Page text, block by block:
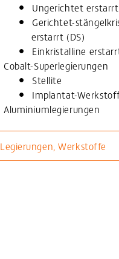
Ungerichtet erstarrt
Gerichtet-
erstarrt (DS)
Einkristalline
Cobalt-Superlegierungen
Stellite
Implantat-
Aluminiumlegierungen
Legierungen, Werkstoffe